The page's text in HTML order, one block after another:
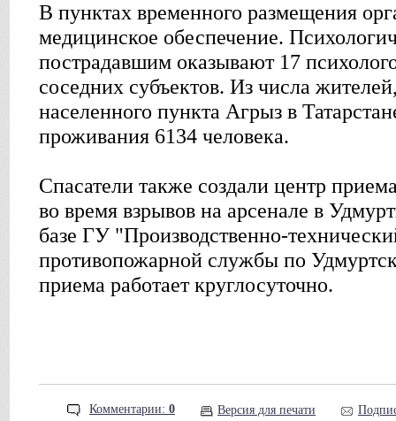
В пунктах временного размещения
медицинское обеспечение.
пострадавшим оказывают 17
соседних субъектов. Из числа
населенного пункта Агрыз в
проживания 6134 человека.
Спасатели также создали центр
во время взрывов на арсенале в
базе ГУ "Производственно-
противопожарной службы по
приема работает круглосуточно.
Комментарии: 0 Версия для печати